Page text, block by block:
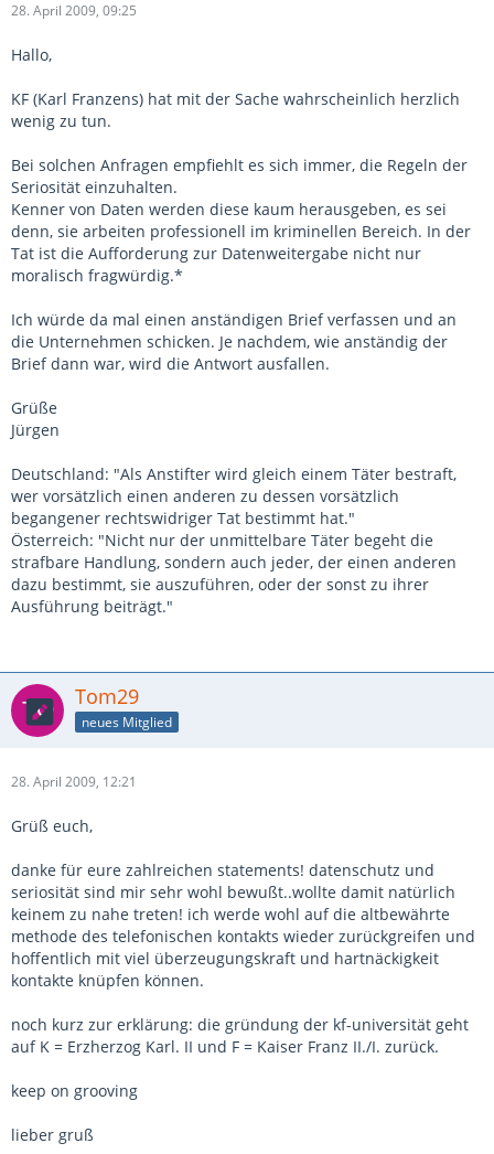
28. April 2009, 09:25
Hallo,
KF (Karl Franzens) hat mit der Sache wahrscheinlich herzlich
wenig zu tun.
Bei solchen Anfragen empfiehlt es sich immer, die Regeln der
Seriosität einzuhalten.
Kenner von Daten werden diese kaum herausgeben, es sei
denn, sie arbeiten professionell im kriminellen Bereich. In der
Tat ist die Aufforderung zur Datenweitergabe nicht nur
moralisch fragwürdig.*
Ich würde da mal einen anständigen Brief verfassen und an
die Unternehmen schicken. Je nachdem, wie anständig der
Brief dann war, wird die Antwort ausfallen.
Grüße
Jürgen
Deutschland: "Als Anstifter wird gleich einem Täter bestraft,
wer vorsätzlich einen anderen zu dessen vorsätzlich
begangener rechtswidriger Tat bestimmt hat."
Österreich: "Nicht nur der unmittelbare Täter begeht die
strafbare Handlung, sondern auch jeder, der einen anderen
dazu bestimmt, sie auszuführen, oder der sonst zu ihrer
Ausführung beiträgt."
Tom29
neues Mitglied
28. April 2009, 12:21
Grüß euch,
danke für eure zahlreichen statements! datenschutz und
seriosität sind mir sehr wohl bewußt..wollte damit natürlich
keinem zu nahe treten! ich werde wohl auf die altbewährte
methode des telefonischen kontakts wieder zurückgreifen und
hoffentlich mit viel überzeugungskraft und hartnäckigkeit
kontakte knüpfen können.
noch kurz zur erklärung: die gründung der kf-universität geht
auf K = Erzherzog Karl. II und F = Kaiser Franz II./I. zurück.
keep on grooving
lieber gruß